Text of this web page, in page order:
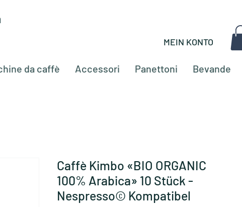
MEIN KONTO
da caffè Accessori Panettoni Bevande
Caffè Kimbo «BIO ORGANIC
100% Arabica» 10 Stück -
Nespresso© Kompatibel